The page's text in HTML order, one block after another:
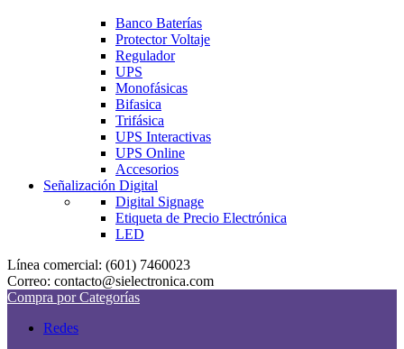
Banco Baterías
Protector Voltaje
Regulador
UPS
Monofásicas
Bifasica
Trifásica
UPS Interactivas
UPS Online
Accesorios
Señalización Digital
Digital Signage
Etiqueta de Precio Electrónica
LED
Línea comercial: (601) 7460023
Correo: contacto@sielectronica.com
Compra por Categorías
Redes